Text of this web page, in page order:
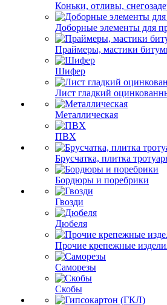
Коньки, отливы,
Доборные элементы для
Праймеры, мастики
Шифер
Лист гладкий
Металлическая
ПВХ
Брусчатка, плитка
Бордюры и поребрики
Гвозди
Дюбеля
Прочие крепежные
Саморезы
Скобы